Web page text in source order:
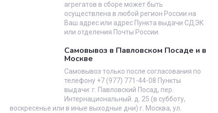
агрегатов в сборе может быть
осуществлена в любой регион России на
Ваш адрес или адрес Пункта выдачи СДЭК
или отделения Почты России.
Самовывоз в Павловском Посаде и в
Москве
Самовывоз только после согласования по
телефону +7 (977) 771-44-08 Пункты
выдачи: г. Павловский Посад, пер.
Интернациональный. д. 25 (в субботу,
воскресенье или в иные выходные дни) г. Москва, ул.